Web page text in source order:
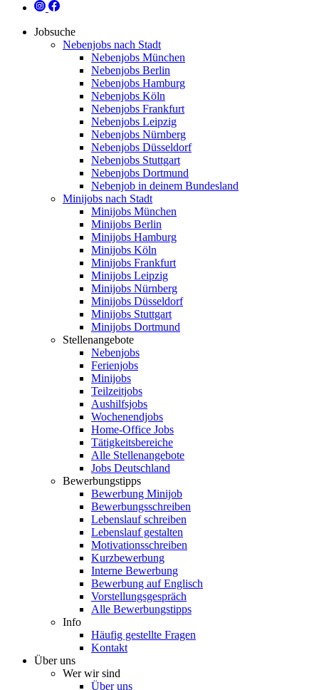
Jobsuche
Nebenjobs nach Stadt
Nebenjobs München
Nebenjobs Berlin
Nebenjobs Hamburg
Nebenjobs Köln
Nebenjobs Frankfurt
Nebenjobs Leipzig
Nebenjobs Nürnberg
Nebenjobs Düsseldorf
Nebenjobs Stuttgart
Nebenjobs Dortmund
Nebenjob in deinem Bundesland
Minijobs nach Stadt
Minijobs München
Minijobs Berlin
Minijobs Hamburg
Minijobs Köln
Minijobs Frankfurt
Minijobs Leipzig
Minijobs Nürnberg
Minijobs Düsseldorf
Minijobs Stuttgart
Minijobs Dortmund
Stellenangebote
Nebenjobs
Ferienjobs
Minijobs
Teilzeitjobs
Aushilfsjobs
Wochenendjobs
Home-Office Jobs
Tätigkeitsbereiche
Alle Stellenangebote
Jobs Deutschland
Bewerbungstipps
Bewerbung Minijob
Bewerbungsschreiben
Lebenslauf schreiben
Lebenslauf gestalten
Motivationsschreiben
Kurzbewerbung
Interne Bewerbung
Bewerbung auf Englisch
Vorstellungsgespräch
Alle Bewerbungstipps
Info
Häufig gestellte Fragen
Kontakt
Über uns
Wer wir sind
Über uns